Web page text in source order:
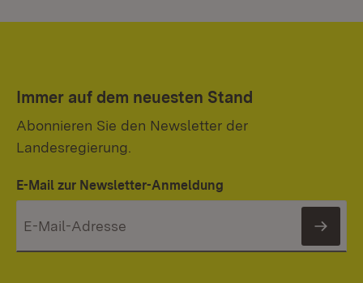
Immer auf dem neuesten Stand
Abonnieren Sie den Newsletter der
Landesregierung.
E-Mail zur Newsletter-Anmeldung